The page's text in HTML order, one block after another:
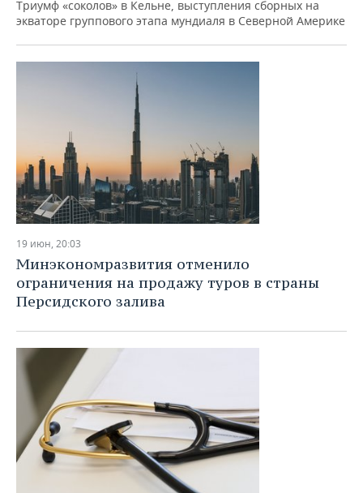
Триумф «соколов» в Кельне, выступления сборных на
экваторе группового этапа мундиаля в Северной Америке
19 июн, 20:03
Минэкономразвития отменило
ограничения на продажу туров в страны
Персидского залива